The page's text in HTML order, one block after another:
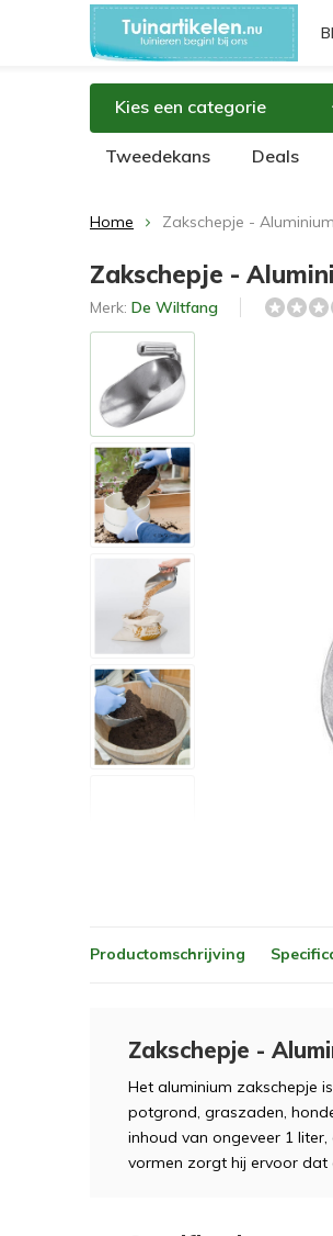
Kies een categorie
Tweedekans Deals
Home Zakschepje -
Zakschepje -
Merk: De Wiltfang
Productomschrijving
Zakschepje -
Het aluminium zakschepje
potgrond, graszaden,
inhoud van ongeveer 1
vormen zorgt hij ervoor dat